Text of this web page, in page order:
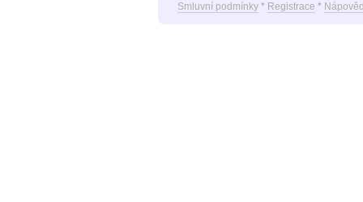
Smluvní podmínky* Registrace *